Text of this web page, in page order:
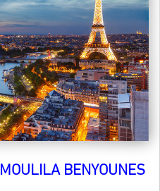
MOULILA BENYOUNES